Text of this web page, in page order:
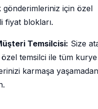
gönderimleriniz için özel
fiyat blokları.
Temsilcisi: Size
temsilci ile tüm kurye
karmaşa yaşamadan